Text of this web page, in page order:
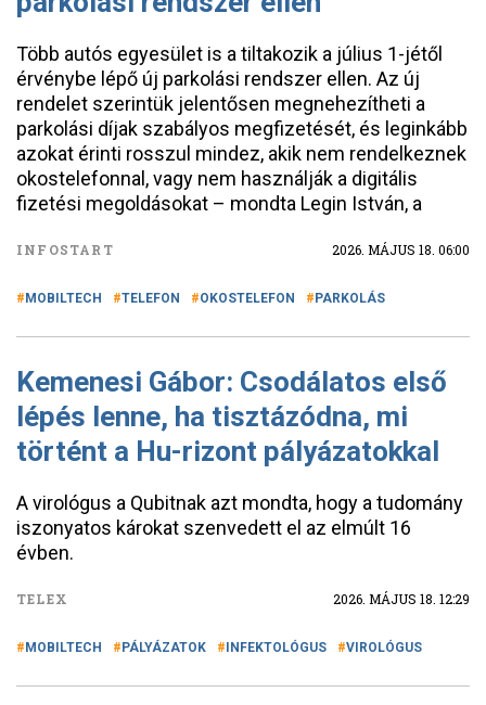
Több autós egyesület is a tiltakozik a július 1-jétől
érvénybe lépő új parkolási rendszer ellen. Az új
rendelet szerintük jelentősen megnehezítheti a
parkolási díjak szabályos megfizetését, és leginkább
azokat érinti rosszul mindez, akik nem rendelkeznek
okostelefonnal, vagy nem használják a digitális
fizetési megoldásokat – mondta Legin István, a
INFOSTART 2026. MÁJUS 18. 06:00
MOBILTECH TELEFON OKOSTELEFON PARKOLÁS
Kemenesi Gábor: Csodálatos első
lépés lenne, ha tisztázódna, mi
történt a Hu-rizont pályázatokkal
A virológus a Qubitnak azt mondta, hogy a tudomány
iszonyatos károkat szenvedett el az elmúlt 16
évben.
TELEX 2026. MÁJUS 18. 12:29
MOBILTECH PÁLYÁZATOK INFEKTOLÓGUS VIROLÓGUS